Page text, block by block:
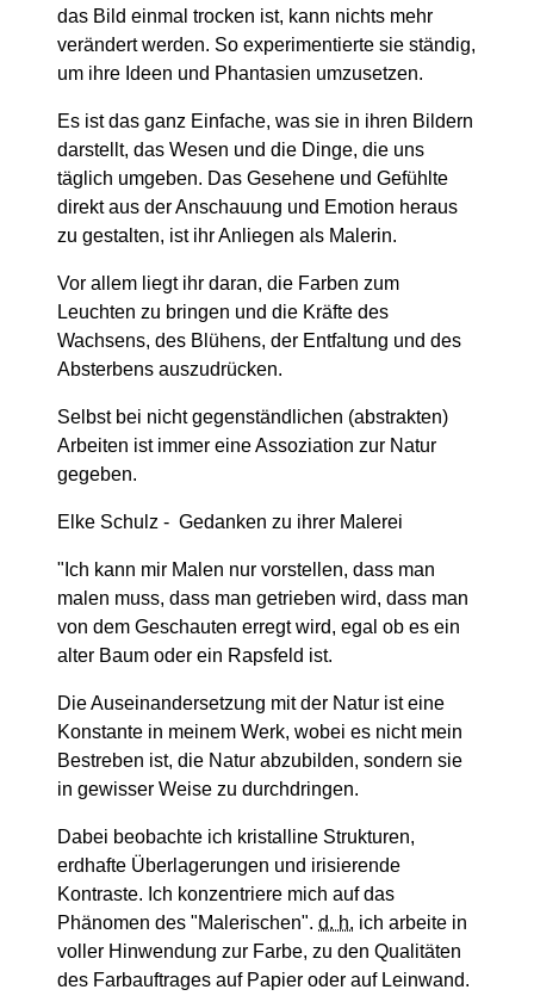
das Bild einmal trocken ist, kann nichts mehr
verändert werden. So experimentierte sie ständig,
um ihre Ideen und Phantasien umzusetzen.
Es ist das ganz Einfache, was sie in ihren Bildern
darstellt, das Wesen und die Dinge, die uns
täglich umgeben. Das Gesehene und Gefühlte
direkt aus der Anschauung und Emotion heraus
zu gestalten, ist ihr Anliegen als Malerin.
Vor allem liegt ihr daran, die Farben zum
Leuchten zu bringen und die Kräfte des
Wachsens, des Blühens, der Entfaltung und des
Absterbens auszudrücken.
Selbst bei nicht gegenständlichen (abstrakten)
Arbeiten ist immer eine Assoziation zur Natur
gegeben.
Elke Schulz - Gedanken zu ihrer Malerei
"Ich kann mir Malen nur vorstellen, dass man
malen muss, dass man getrieben wird, dass man
von dem Geschauten erregt wird, egal ob es ein
alter Baum oder ein Rapsfeld ist.
Die Auseinandersetzung mit der Natur ist eine
Konstante in meinem Werk, wobei es nicht mein
Bestreben ist, die Natur abzubilden, sondern sie
in gewisser Weise zu durchdringen.
Dabei beobachte ich kristalline Strukturen,
erdhafte Überlagerungen und irisierende
Kontraste. Ich konzentriere mich auf das
Phänomen des "Malerischen". d. h. ich arbeite in
voller Hinwendung zur Farbe, zu den Qualitäten
des Farbauftrages auf Papier oder auf Leinwand.